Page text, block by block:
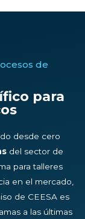
de
para
desde cero
del sector de
para talleres
en el mercado,
de CEESA es
a las últimas